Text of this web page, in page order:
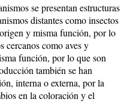
se pre­sen­tan estructuras
distantes como insectos
y misma función, por lo
cercanos como aves y
función, por lo que son
también se han
interna o externa, por la
en la coloración y el